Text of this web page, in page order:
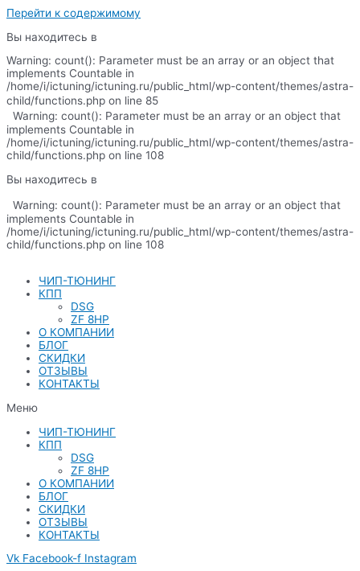
Перейти к содержимому
Вы находитесь в
Warning: count(): Parameter must be an array or an object that
implements Countable in
/home/i/ictuning/ictuning.ru/public_html/wp-content/themes/astra-
child/functions.php on line 85
Warning: count(): Parameter must be an array or an object that
implements Countable in
/home/i/ictuning/ictuning.ru/public_html/wp-content/themes/astra-
child/functions.php on line 108
Вы находитесь в
Warning: count(): Parameter must be an array or an object that
implements Countable in
/home/i/ictuning/ictuning.ru/public_html/wp-content/themes/astra-
child/functions.php on line 108
ЧИП-ТЮНИНГ
КПП
DSG
ZF 8HP
О КОМПАНИИ
БЛОГ
СКИДКИ
ОТЗЫВЫ
КОНТАКТЫ
Меню
ЧИП-ТЮНИНГ
КПП
DSG
ZF 8HP
О КОМПАНИИ
БЛОГ
СКИДКИ
ОТЗЫВЫ
КОНТАКТЫ
Vk Facebook-f Instagram